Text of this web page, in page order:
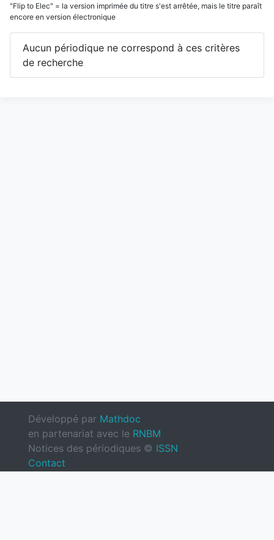
"Flip to Elec" = la version imprimée du titre s'est arrêtée, mais le titre paraît
encore en version électronique
Aucun périodique ne correspond à ces critères
de recherche
Développé par Mathdoc
en partenariat avec le RNBM
Notices des périodiques © ISSN
Contact